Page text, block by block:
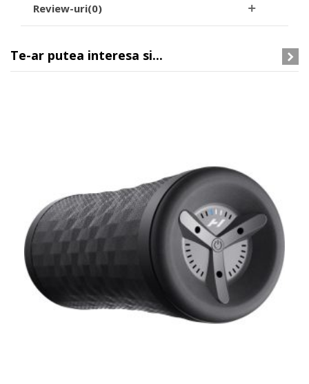
Review-uri(0)
Te-ar putea interesa si...